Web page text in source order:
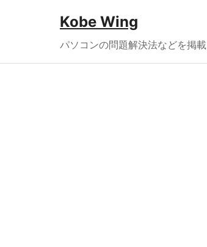
Kobe Wing
パソコンの問題解決法などを掲載